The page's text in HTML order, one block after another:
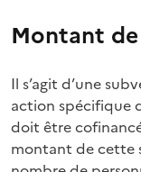
Montant de
Il s’agit d’une
action spécifique
doit être
montant de cette